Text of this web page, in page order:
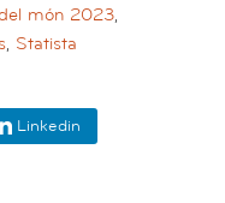
món 2023,
, Statista
Linkedin